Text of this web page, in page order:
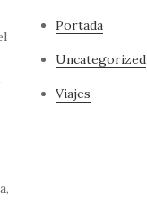
Portada
Uncategorized
Viajes